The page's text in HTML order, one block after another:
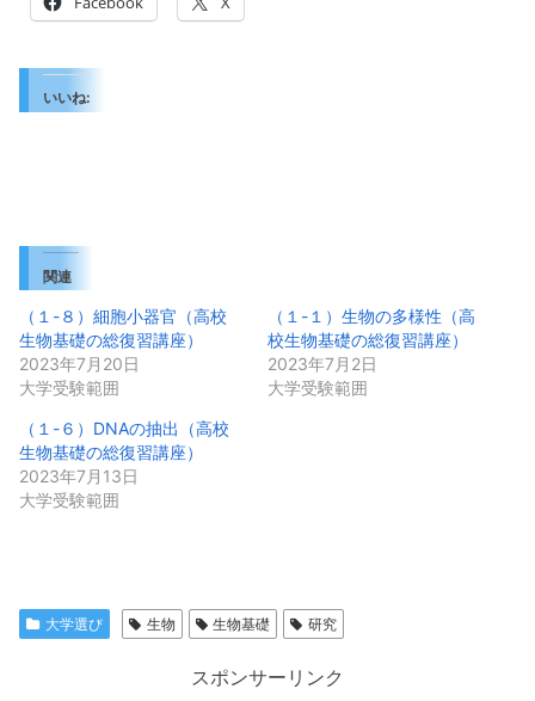
いいね:
関連
（１-８）細胞小器官（高校
生物基礎の総復習講座）
2023年7月20日
大学受験範囲
（１-１）生物の多様性（高
校生物基礎の総復習講座）
2023年7月2日
大学受験範囲
（１-６）DNAの抽出（高校
生物基礎の総復習講座）
2023年7月13日
大学受験範囲
大学選び 生物 生物基礎 研究
スポンサーリンク